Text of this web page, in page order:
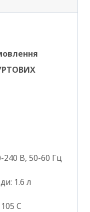
240 В, 50-60 Гц
1.6 л
С